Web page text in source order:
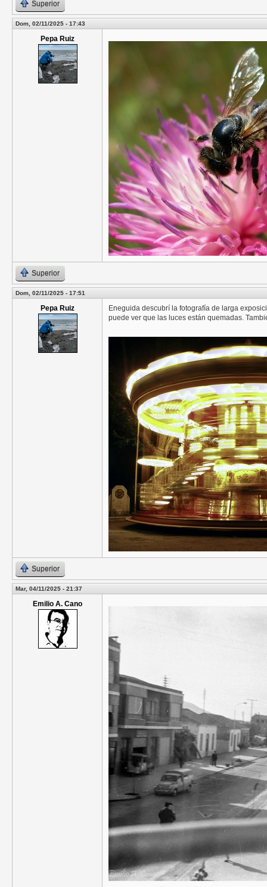
Superior
Dom, 02/11/2025 - 17:43
Pepa Ruiz
Superior
Dom, 02/11/2025 - 17:51
Pepa Ruiz
Eneguida descubrí la fotografía de larga
puede ver que las luces están quemadas.
Superior
Mar, 04/11/2025 - 21:37
Emilio A. Cano